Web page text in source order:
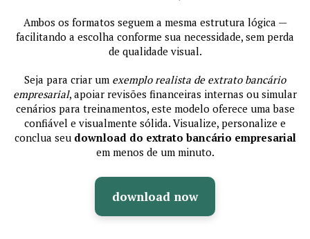
Ambos os formatos seguem a mesma estrutura lógica —
facilitando a escolha conforme sua necessidade, sem perda
de qualidade visual.
Seja para criar um exemplo realista de extrato bancário
empresarial, apoiar revisões financeiras internas ou simular
cenários para treinamentos, este modelo oferece uma base
confiável e visualmente sólida. Visualize, personalize e
conclua seu download do extrato bancário empresarial
em menos de um minuto.
download now